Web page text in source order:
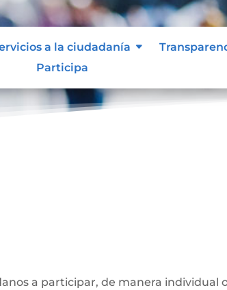
a la ciudadanía
Participa
a participar, de manera individual